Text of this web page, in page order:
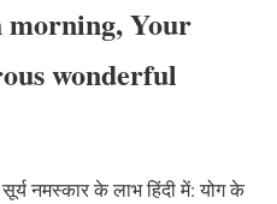
morning, Your
wonderful
सूर्य नमस्कार के लाभ हिंदी में: योग के